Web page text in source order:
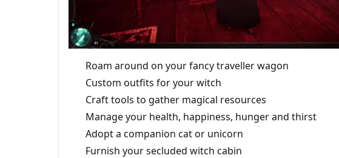
Roam around on your fancy traveller wagon
Custom outfits for your witch
Craft tools to gather magical resources
Manage your health, happiness, hunger and thirst
Adopt a companion cat or unicorn
Furnish your secluded witch cabin